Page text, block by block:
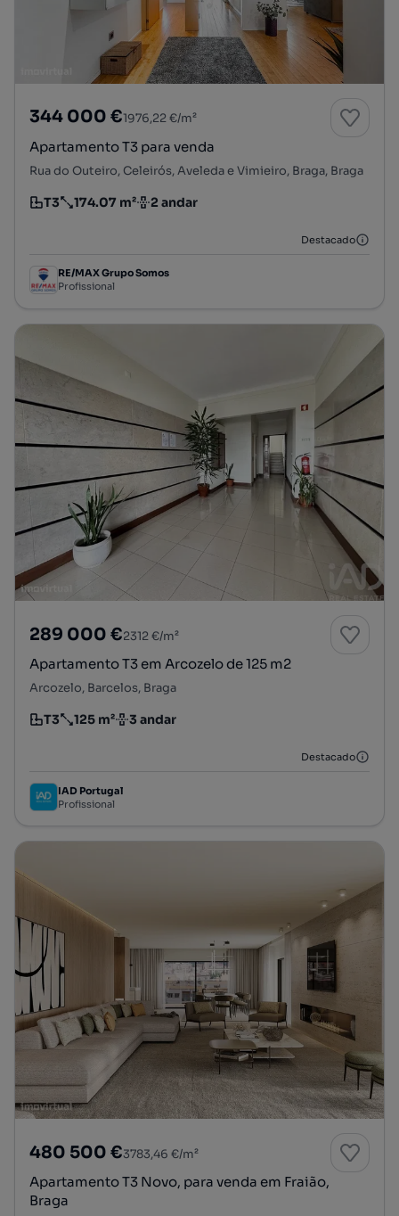
344 000 €1976,22 €/m²
Apartamento T3 para venda
Rua do Outeiro, Celeirós, Aveleda e Vimieiro, Braga, Braga
Tipologia
T3
Preço por metro quadrado
174.07 m²
Andar 2 andar
Destacado
RE/MAX Grupo Somos
Profissional
289 000 €2312 €/m²
Apartamento T3 em Arcozelo de 125 m2
Arcozelo, Barcelos, Braga
Tipologia
T3
Preço por metro quadrado
125 m²
Andar 3 andar
Destacado
IAD Portugal
Profissional
480 500 €3783,46 €/m²
Apartamento T3 Novo, para venda em Fraião,
Braga